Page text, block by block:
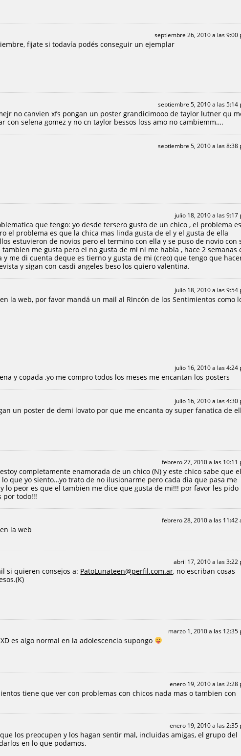
septiembre 26, 2010 a las 9:00
fijate si todavía podés conseguir un ejemplar
septiembre 5, 2010 a las 5:14
no canvien xfs pongan un poster grandicimooo de taylor lutner qu
con selena gomez y no cn taylor bessos loss amo no cambiemm….
septiembre 5, 2010 a las 8:38
julio 18, 2010 a las 9:17
que tengo: yo desde tersero gusto de un chico , el problema es
el problema es que la chica mas linda gusta de el y el gusta de ella
estuvieron de novios pero el termino con ella y se puso de novio con
me gusta pero el no gusta de mi ni me habla , hace 2 semanas
me di cuenta deque es tierno y gusta de mi (creo) que tengo que
y sigan con casdi angeles beso los quiero valentina.
julio 18, 2010 a las 9:54
la web, por favor mandá un mail al Rincón de los Sentimientos como
julio 16, 2010 a las 4:24
y copada ,yo me compro todos los meses me encantan los posters
julio 16, 2010 a las 4:30
un poster de demi lovato por que me encanta oy super fanatica de
febrero 27, 2010 a las 10:11
completamente enamorada de un chico (N) y este chico sabe que el
que yo siento…yo trato de no ilusionarme pero cada dia que pasa me
lo peor es que el tambien me dice que gusta de mi!!! por favor les pido
por todo!!!
febrero 28, 2010 a las 11:42
la web
abril 17, 2010 a las 3:22
si quieren consejos a: PatoLunateen@perfil.com.ar, no escriban cosas
marzo 1, 2010 a las 12:35
es algo normal en la adolescencia supongo
enero 19, 2010 a las 2:28
tiene que ver con problemas con chicos nada mas o tambien con
enero 19, 2010 a las 2:35
los preocupen y los hagan sentir mal, incluidas amigas, el grupo del
en lo que podamos.